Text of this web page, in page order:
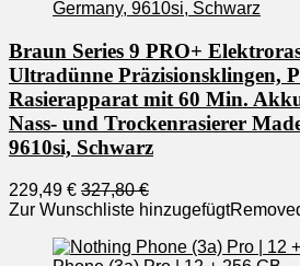
Braun Series 9 PRO+
Ultradünne Präzisionsklingen,
Rasierapparat mit 60 Min.
Nass- und Trockenrasierer
9610si, Schwarz
229,49 € 327,80 €
Zur Wunschliste hinzugefügt